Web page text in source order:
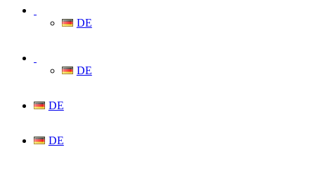
DE
DE
DE
DE